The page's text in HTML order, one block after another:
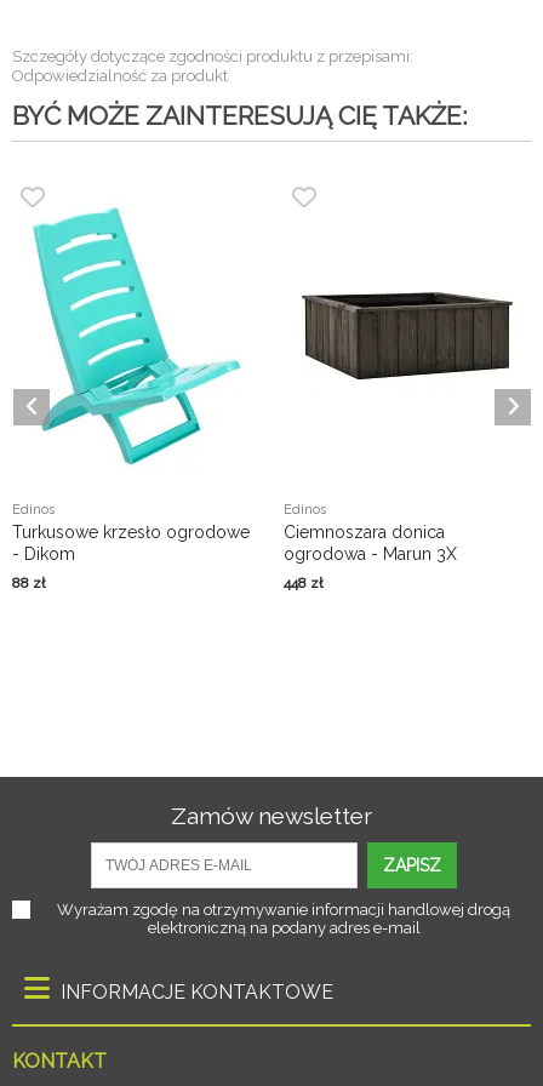
Szczegóły dotyczące zgodności produktu z przepisami:
Odpowiedzialność za produkt
BYĆ MOŻE ZAINTERESUJĄ CIĘ TAKŻE:
Edinos
Turkusowe krzesło ogrodowe
- Dikom
88 zł
Edinos
Ciemnoszara donica
ogrodowa - Marun 3X
448 zł
Zamów newsletter
ZAPISZ
Wyrażam zgodę na otrzymywanie informacji handlowej drogą
elektroniczną na podany adres e-mail
INFORMACJE KONTAKTOWE
KONTAKT